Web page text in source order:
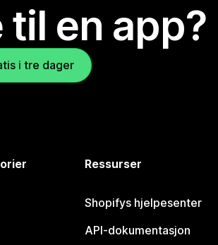
en app?
i tre dager
Ressurser
Shopifys hjelpesenter
API-dokumentasjon